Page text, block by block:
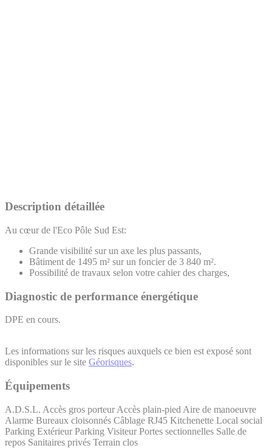
Description détaillée
Au cœur de l'Eco Pôle Sud Est:
Grande visibilité sur un axe les plus passants,
Bâtiment de 1495 m² sur un foncier de 3 840 m².
Possibilité de travaux selon votre cahier des charges,
Diagnostic de performance énergétique
DPE en cours.
Les informations sur les risques auxquels ce bien est exposé sont
disponibles sur le site Géorisques.
Équipements
A.D.S.L. Accès gros porteur Accès plain-pied Aire de manoeuvre
Alarme Bureaux cloisonnés Câblage RJ45 Kitchenette Local social
Parking Extérieur Parking Visiteur Portes sectionnelles Salle de
repos Sanitaires privés Terrain clos